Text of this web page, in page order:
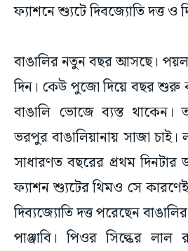
ফ্যাশনে শ্যুটে দিবজ্যোতি দত্ত ও
বাঙালির নতুন বছর আসছে।
দিন। কেউ পুজো দিয়ে বছর শুরু
বাঙালি ভোজে ব্যস্ত
ভরপুর বাঙালিয়ানায় সাজা চাই।
সাধারণত বছরের প্রথম দিনটার
ফ্যাশন শ্যুটের থিমও সে
দিব্যজ্যোতি দত্ত পরেছেন
পাঞ্জাবি। পিওর সিল্কের